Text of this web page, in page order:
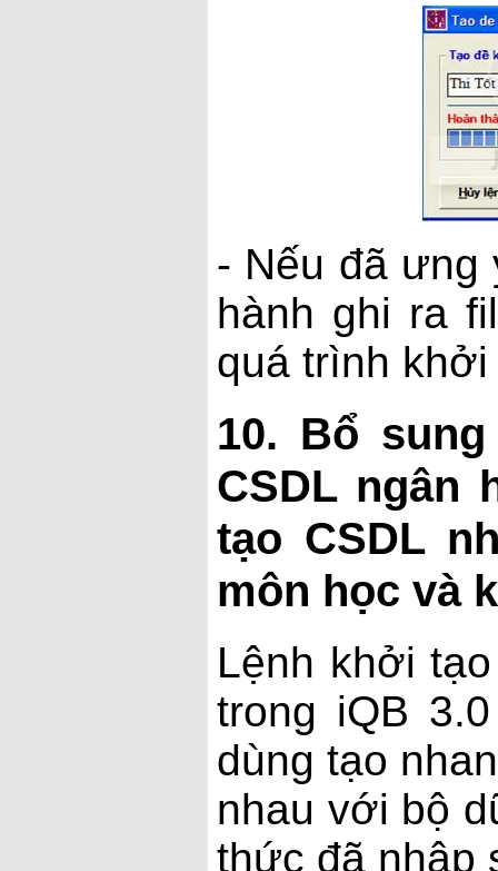
- Nếu đã
hành ghi ra
quá trình
10. Bổ
CSDL ngân
tạo CSDL
môn học và
Lệnh khởi
trong iQB
dùng tạo
nhau với bộ
thức đã nhập